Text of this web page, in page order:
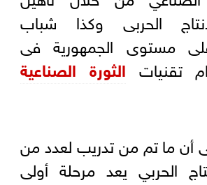
الحربى وكذا شباب
مستوى الجمهورية فى
تقنيات الثورة الصناعية
أن ما تم من تدريب لعدد من
الحربي يعد مرحلة أولى